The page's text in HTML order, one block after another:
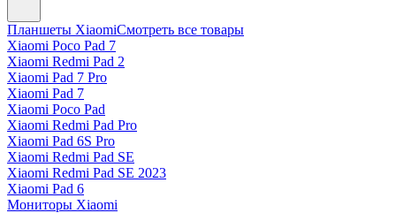
Планшеты XiaomiСмотреть все товары
Xiaomi Poco Pad 7
Xiaomi Redmi Pad 2
Xiaomi Pad 7 Pro
Xiaomi Pad 7
Xiaomi Poco Pad
Xiaomi Redmi Pad Pro
Xiaomi Pad 6S Pro
Xiaomi Redmi Pad SE
Xiaomi Redmi Pad SE 2023
Xiaomi Pad 6
Мониторы Xiaomi